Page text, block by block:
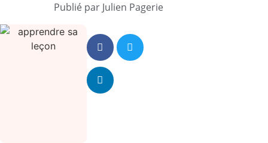
Publié par Julien Pagerie